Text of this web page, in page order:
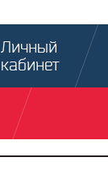
Личный
кабинет